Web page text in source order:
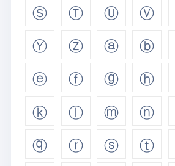
Ⓢ
Ⓣ Ⓤ Ⓥ
Ⓨ
Ⓩ ⓐ ⓑ
ⓔ
ⓕ ⓖ ⓗ
ⓚ
ⓛ ⓜ ⓝ
ⓠ
ⓡ ⓢ ⓣ